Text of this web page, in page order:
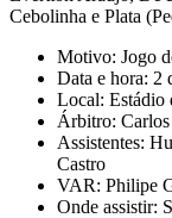
Cebolinha e Plata
Motivo: Jogo
Data e hora: 2
Local: Estádio
Árbitro: Carlos
Assistentes:
Castro
VAR: Philipe
Onde assistir: